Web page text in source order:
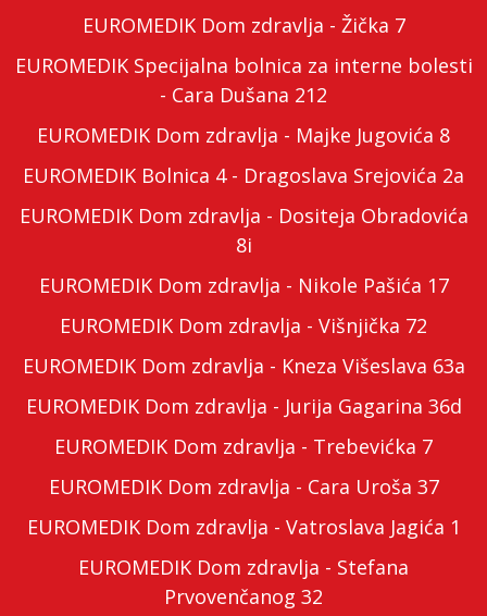
EUROMEDIK Dom zdravlja - Žička 7
EUROMEDIK Specijalna bolnica za interne bolesti
- Cara Dušana 212
EUROMEDIK Dom zdravlja - Majke Jugovića 8
EUROMEDIK Bolnica 4 - Dragoslava Srejovića 2a
EUROMEDIK Dom zdravlja - Dositeja Obradovića
8i
EUROMEDIK Dom zdravlja - Nikole Pašića 17
EUROMEDIK Dom zdravlja - Višnjička 72
EUROMEDIK Dom zdravlja - Kneza Višeslava 63a
EUROMEDIK Dom zdravlja - Jurija Gagarina 36d
EUROMEDIK Dom zdravlja - Trebevićka 7
EUROMEDIK Dom zdravlja - Cara Uroša 37
EUROMEDIK Dom zdravlja - Vatroslava Jagića 1
EUROMEDIK Dom zdravlja - Stefana
Prvovenčanog 32